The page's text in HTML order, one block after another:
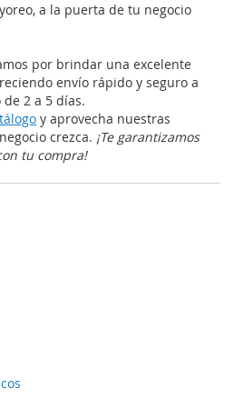
a la puerta de tu negocio
por brindar una excelente
envío rápido y seguro a
2 a 5 días.
y aprovecha nuestras
crezca. ¡Te garantizamos
tu compra!